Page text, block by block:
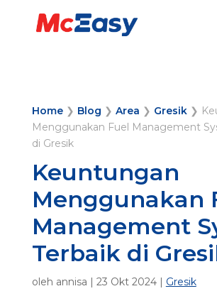
Home❯ Blog ❯ Area ❯ Gresik❯
Menggunakan Fuel Management
di Gresik
Keuntungan
Menggunakan
Management
Terbaik di
oleh annisa | 23 Okt 2024| Gresik